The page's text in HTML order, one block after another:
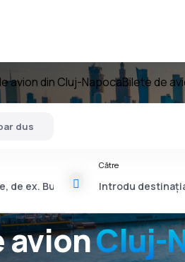
avion din Cluj-NapocaBilete de
avionCluj-
dus
Către